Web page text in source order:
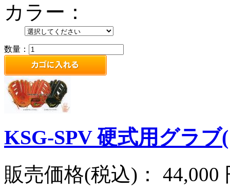
カラー：
数量：
KSG-SPV 硬式用グラ
販売価格(税込)： 44,000